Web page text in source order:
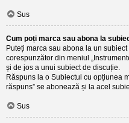
Sus
Cum poți marca sau abona la
Puteți marca sau abona la un
corespunzător din meniul
și de jos a unui subiect de discuție.
Răspuns la o Subiectul cu opțiunea
răspuns” se abonează și la acel
Sus